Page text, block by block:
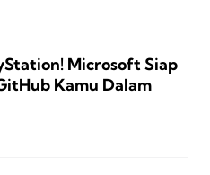
Microsoft Siap
Kamu Dalam